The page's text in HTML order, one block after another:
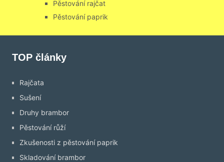
Pěstování rajčat
Pěstování paprik
TOP články
Rajčata
Sušení
Druhy brambor
Pěstování růží
Zkušenosti z pěstování paprik
Skladování brambor